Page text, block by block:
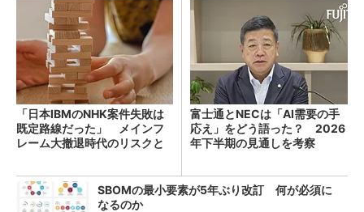
「日本IBMのNHK案件失敗は
既定路線だった」 メインフ
レーム大撤退時代のリスクと
富士通とNECは「AI需要の手
応え」をどう語った？ 2026
年下半期の見通しを考察
SBOMの最小要素が5年ぶり改訂 何が必須に
なるのか